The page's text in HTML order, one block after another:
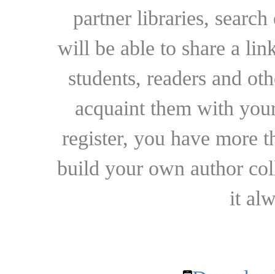
partner libraries,
will be able to share a
students, readers and
acquaint them with
register, you have more
build your own author
it